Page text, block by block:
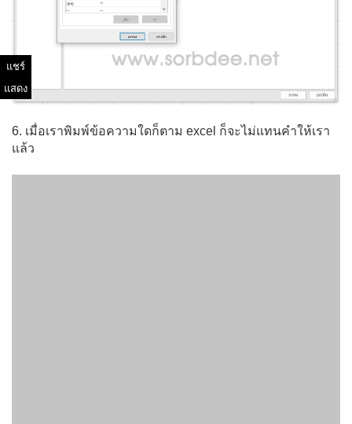
6. เมื่อเราพิมพ์ข้อความใดก็ตาม excel ก็จะไม่แทนคำให้เรา
แล้ว
แชร์
แสดง